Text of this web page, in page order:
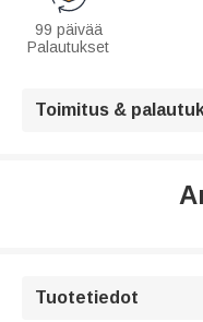
99 päivää
Palautukset
Toimitus &
Tuotetiedot